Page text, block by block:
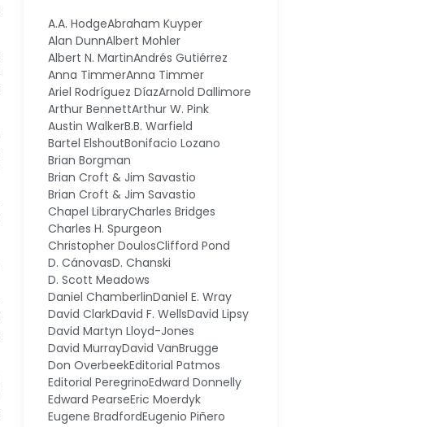
A.A. HodgeAbraham Kuyper
Alan DunnAlbert Mohler
Albert N. MartinAndrés Gutiérrez
Anna TimmerAnna Timmer
Ariel Rodríguez DíazArnold Dallimore
Arthur BennettArthur W. Pink
Austin WalkerB.B. Warfield
Bartel ElshoutBonifacio Lozano
Brian Borgman
Brian Croft & Jim Savastio
Brian Croft & Jim Savastio
Chapel LibraryCharles Bridges
Charles H. Spurgeon
Christopher DoulosClifford Pond
D. CánovasD. Chanski
D. Scott Meadows
Daniel ChamberlinDaniel E. Wray
David ClarkDavid F. WellsDavid Lipsy
David Martyn Lloyd-Jones
David MurrayDavid VanBrugge
Don OverbeekEditorial Patmos
Editorial PeregrinoEdward Donnelly
Edward PearseEric Moerdyk
Eugene BradfordEugenio Piñero